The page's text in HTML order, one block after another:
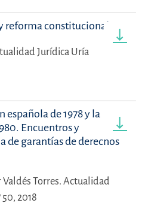
constitucional
Jurídica Uría
española de 1978 y la
Encuentros y
de garantías de derechos
Valdés Torres. Actualidad
2018